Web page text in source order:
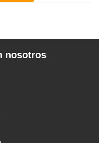
de avenidas . Un
nosotros